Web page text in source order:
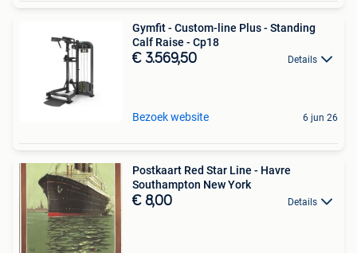
Gymfit - Custom-line Plus - Standing
Calf Raise - Cp18
€ 3.569,50 Details
Bezoek website 6 jun 26
Postkaart Red Star Line - Havre
Southampton New York
€ 8,00 Details